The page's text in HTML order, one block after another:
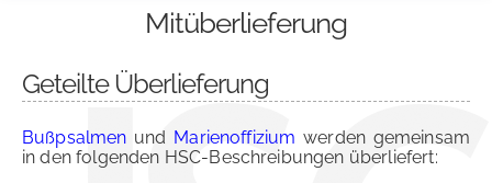
Mitüberlieferung
Geteilte Überlieferung
Bußpsalmen und Marienoffizium werden gemeinsam
in den folgenden HSC-Beschreibungen überliefert: